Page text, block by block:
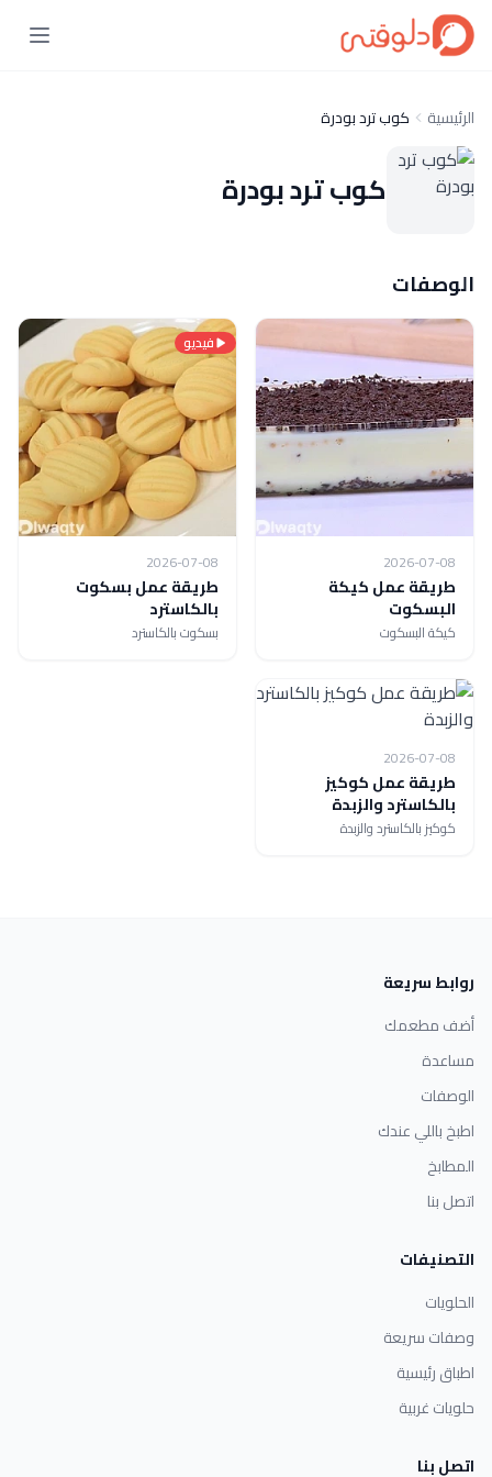
الرئيسية كوب ترد بودرة
كوب ترد بودرة
الوصفات
2026-07-08
طريقة عمل كيكة
البسكوت
كيكة البسكوت
فيديو
2026-07-08
طريقة عمل بسكوت
بالكاسترد
بسكوت بالكاسترد
2026-07-08
طريقة عمل كوكيز
بالكاسترد والزبدة
كوكيز بالكاسترد والزبدة
روابط سريعة
أضف مطعمك
مساعدة
الوصفات
اطبخ باللي عندك
المطابخ
اتصل بنا
التصنيفات
الحلويات
وصفات سريعة
اطباق رئيسية
حلويات غربية
اتصل بنا